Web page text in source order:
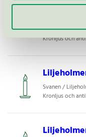
Svanen /
Kronljus och
Svanen /
Kronljus och